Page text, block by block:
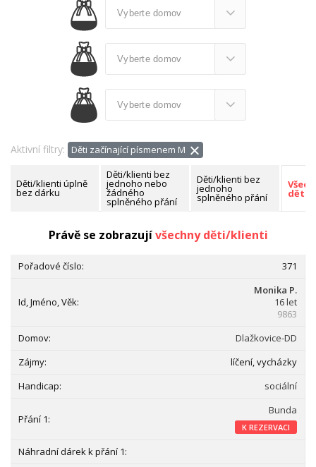
Aktivní filtry: Děti začínající písmenem M
Děti/klienti úplně
bez dárku
Děti/klienti bez
jednoho nebo
žádného
splněného přání
Děti/klienti bez
jednoho
splněného přání děti/
Právě se zobrazujívšechny děti/klienti
371
Monika P.
16 let
9863
Dlažkovice-DD
líčení, vycházky
sociální
Bunda
K REZERVACI